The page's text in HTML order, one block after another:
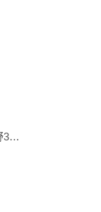
《黑子的篮球》里面,乌野高中最后赢了吗? 乌野3年拿到全国冠军了吗